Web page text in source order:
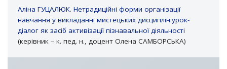
Аліна ГУЦАЛЮК. Нетрадиційні форми організації
навчання у викладанні мистецьких дисциплін:урок-
діалог як засіб активізації пізнавальної діяльності
(керівник – к. пед. н., доцент Олена САМБОРСЬКА)